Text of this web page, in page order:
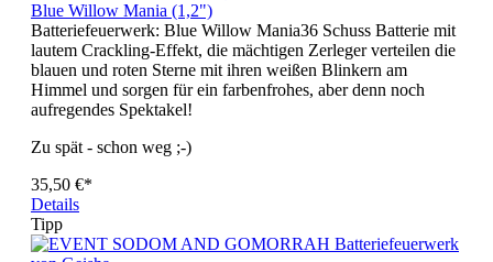
Blue Willow Mania (1,2")
Batteriefeuerwerk: Blue Willow Mania36 Schuss Batterie mit
lautem Crackling-Effekt, die mächtigen Zerleger verteilen die
blauen und roten Sterne mit ihren weißen Blinkern am
Himmel und sorgen für ein farbenfrohes, aber denn noch
aufregendes Spektakel!
Zu spät - schon weg ;-)
35,50 €*
Details
Tipp